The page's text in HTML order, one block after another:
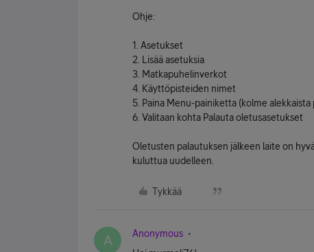
Ohje:
1. Asetukset
2. Lisää asetuksia
3. Matkapuhelinverkot
4. Käyttöpisteiden nimet
5. Paina Menu-painiketta (kolme
6. Valitaan kohta Palauta oletusasetukset
Oletusten palautuksen jälkeen laite on
kuluttua uudelleen.
Tykkää
A Anonymous